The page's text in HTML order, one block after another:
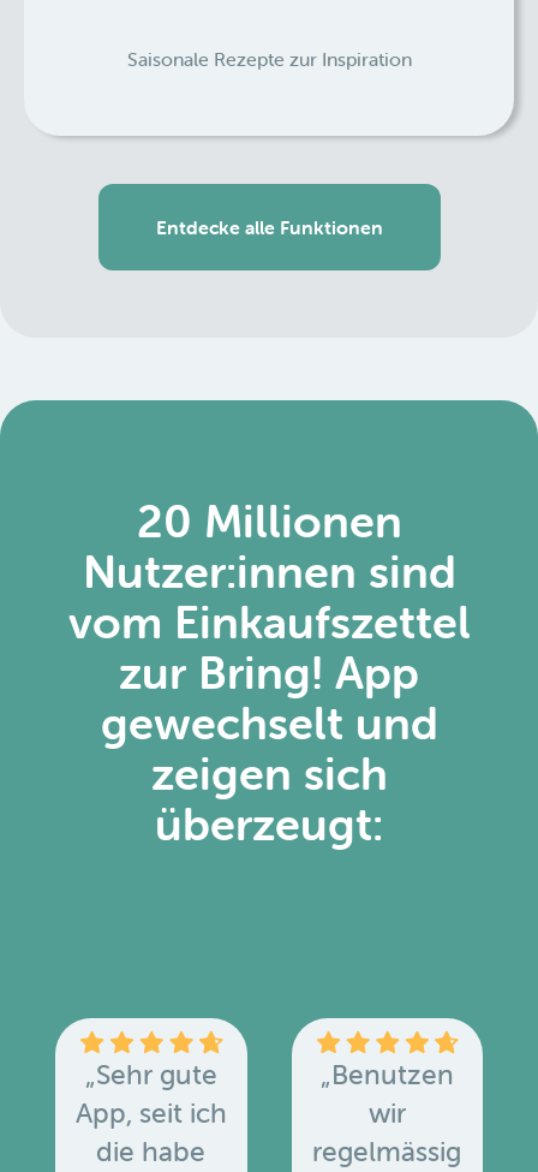
Saisonale Rezepte zur Inspiration
Entdecke alle Funktionen
20 Millionen
Nutzer:innen sind
vom Einkaufszettel
zur Bring! App
gewechselt und
zeigen sich
überzeugt:
„Sehr gute
App, seit ich
die habe
„Benutzen
wir
regelmässig